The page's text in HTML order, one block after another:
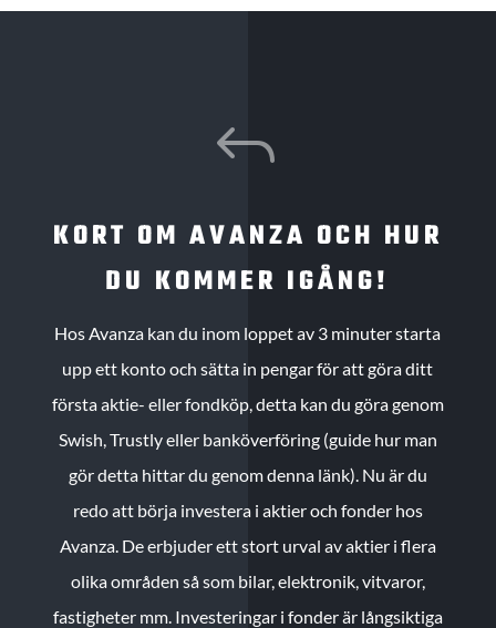
J
KORT OM AVANZA OCH HUR
DU KOMMER IGÅNG!
Hos Avanza kan du inom loppet av 3 minuter starta
upp ett konto och sätta in pengar för att göra ditt
första aktie- eller fondköp, detta kan du göra genom
Swish, Trustly eller banköverföring (guide hur man
gör detta hittar du genom denna länk). Nu är du
redo att börja investera i aktier och fonder hos
Avanza. De erbjuder ett stort urval av aktier i flera
olika områden så som bilar, elektronik, vitvaror,
fastigheter mm. Investeringar i fonder är långsiktiga